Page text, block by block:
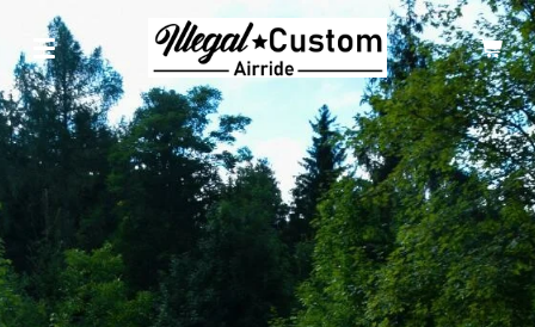
Zum
Hauptinhalt
springen